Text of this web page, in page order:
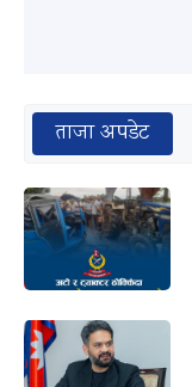
ताजा अपडेट